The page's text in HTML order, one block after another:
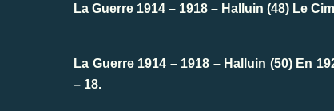
La Guerre 1914 – 1918 – Halluin (48) Le
La Guerre 1914 – 1918 – Halluin (50) En
– 18.